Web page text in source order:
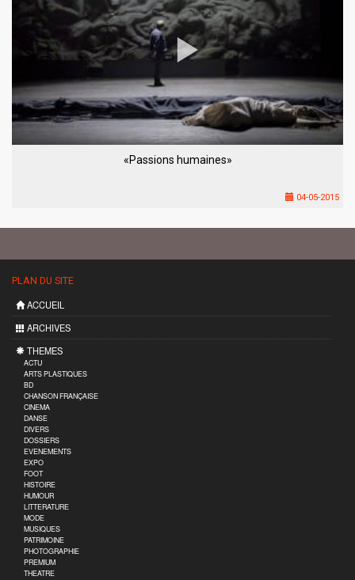
«Passions humaines»
04-05-2015
PLAN DU SITE
ACCUEIL
ARCHIVES
THEMES
ACTU
ARTS PLASTIQUES
BD
CHANSON FRANÇAISE
CINEMA
DANSE
DIVERS
DOSSIERS
EVENEMENTS
EXPO
FOOT
HISTOIRE
HUMOUR
LITTERATURE
MODE
MUSIQUES
PATRIMOINE
PHOTOGRAPHIE
PREMIUM
THEATRE